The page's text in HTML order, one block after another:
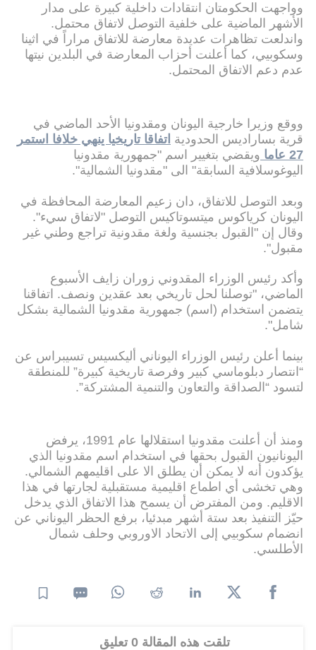
وواجهت الحكومتان انتقادات داخلية كبيرة على مدار
الأشهر الماضية على خلفية التوصل لاتفاق محتمل.
واندلعت تظاهرات عديدة معارضة للاتفاق مراراً في اثينا
وسكوبيي، كما أعلنت أحزاب المعارضة في البلدين نيتها
عدم دعم الاتفاق المحتمل.
ووقع وزيرا خارجية اليونان ومقدونيا الأحد الماضي في
قرية بساراديس الحدودية اتفاقا تاريخيا ينهي خلافا استمر
27 عاما
ويقضي بتغيير اسم "جمهورية مقدونيا
اليوغوسلافية السابقة" الى "مقدونيا الشمالية".
وبعد التوصل للاتفاق، دان زعيم المعارضة المحافظة في
اليونان كرياكوس ميتسوتاكيس التوصل "لاتفاق سيء".
وقال إن "القبول بجنسية ولغة مقدونية تراجع وطني غير
مقبول".
وأكد رئيس الوزراء المقدوني زوران زايف الأسبوع
الماضي، "توصلنا لحل تاريخي بعد عقدين ونصف. اتفاقنا
يتضمن استخدام (اسم) جمهورية مقدونيا الشمالية بشكل
شامل".
بينما أعلن رئيس الوزراء اليوناني أليكسيس تسيبراس عن
“انتصار دبلوماسي كبير وفرصة تاريخية كبيرة” للمنطقة
لتسود “الصداقة والتعاون والتنمية المشتركة”.
ومنذ أن أعلنت مقدونيا استقلالها عام 1991، يرفض
اليونانيون القبول بحقها في استخدام اسم مقدونيا الذي
يؤكدون أنه لا يمكن أن يطلق الا على اقليمهم الشمالي.
وهي تخشى أي اطماع اقليمية مستقبلية لجارتها في هذا
الاقليم. ومن المفترض أن يسمح هذا الاتفاق الذي يدخل
حيّز التنفيذ بعد ستة أشهر مبدئيا، برفع الحظر اليوناني عن
انضمام سكوبيي إلى الاتحاد الاوروبي وحلف شمال
الأطلسي.
تلقت هذه المقالة 0 تعليق